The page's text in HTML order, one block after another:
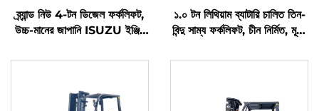
ব্র্যান্ড নিউ 4-টন ডিজেল ফর্কলিফট,
উচ্চ-মানের জাপানি ISUZU ইঞ্জিন
১.০ টন লিথিয়াম ব্যাটারি চালিত তিন-
বিন্দু সাম্য ফর্কলিফট, চীন নির্মিত, মূল্য